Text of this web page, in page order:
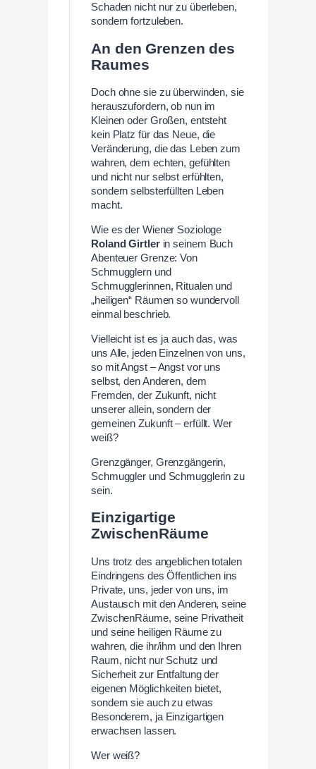
Schaden nicht nur zu überleben,
sondern fortzuleben.
An den Grenzen des
Raumes
Doch ohne sie zu überwinden, sie
herauszufordern, ob nun im
Kleinen oder Großen, entsteht
kein Platz für das Neue, die
Veränderung, die das Leben zum
wahren, dem echten, gefühlten
und nicht nur selbst erfühlten,
sondern selbsterfüllten Leben
macht.
Wie es der Wiener Soziologe
Roland Girtlerin seinem Buch
Abenteuer Grenze: Von
Schmugglern und
Schmugglerinnen, Ritualen und
„heiligen“ Räumen so wundervoll
einmal beschrieb.
Vielleicht ist es ja auch das, was
uns Alle, jeden Einzelnen von uns,
so mit Angst – Angst vor uns
selbst, den Anderen, dem
Fremden, der Zukunft, nicht
unserer allein, sondern der
gemeinen Zukunft – erfüllt. Wer
weiß?
Grenzgänger, Grenzgängerin,
Schmuggler und Schmugglerin zu
sein.
Einzigartige
ZwischenRäume
Uns trotz des angeblichen totalen
Eindringens des Öffentlichen ins
Private, uns, jeder von uns, im
Austausch mit den Anderen, seine
ZwischenRäume, seine Privatheit
und seine heiligen Räume zu
wahren, die ihr/ihm und den Ihren
Raum, nicht nur Schutz und
Sicherheit zur Entfaltung der
eigenen Möglichkeiten bietet,
sondern sie auch zu etwas
Besonderem, ja Einzigartigen
erwachsen lassen.
Wer weiß?